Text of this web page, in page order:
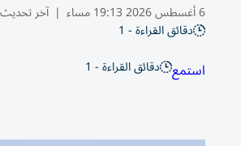
6 أغسطس 2026 19:13 مساء | آخر
دقائق القراءة - 1
استمع دقائق القراءة - 1